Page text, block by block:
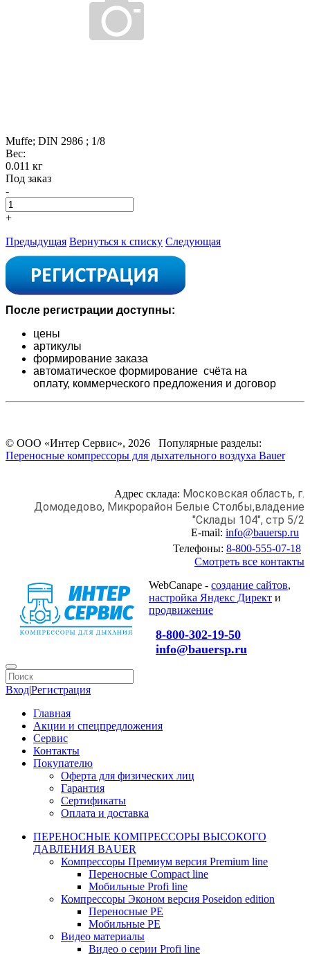
Muffe; DIN 2986 ; 1/8
Вес:
0.011 кг
Под заказ
-
+
Предыдущая Вернуться к списку Следующая
После регистрации доступны:
цены
артикулы
формирование заказа
автоматическое формирование счёта на
оплату, коммерческого предложения и договор
© ООО «Интер Сервис», 2026 Популярные разделы:
Переносные компрессоры для дыхательного воздуха Bauer
Адрес склада: Московская область, г.
Домодедово, Микрорайон Белые Столбы,владение
"Склады 104", стр 5/2
E-mail: info@bauersp.ru
Телефоны: 8-800-555-07-18
Смотреть все контакты
WebCanape - создание сайтов,
настройка Яндекс Директ и
продвижение
8-800-302-19-50
info@bauersp.ru
Вход|Регистрация
Главная
Акции и спецпредложения
Сервис
Контакты
Покупателю
Оферта для физических лиц
Гарантия
Сертификаты
Оплата и доставка
ПЕРЕНОСНЫЕ КОМПРЕССОРЫ ВЫСОКОГО
ДАВЛЕНИЯ BAUER
Компрессоры Премиум версия Premium line
Переносные Compact line
Мобильные Profi line
Компрессоры Эконом версия Poseidon edition
Переносные PE
Мобильные PE
Видео материалы
Видео о серии Profi line